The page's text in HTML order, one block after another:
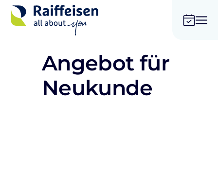
Angebot für
Neukunde